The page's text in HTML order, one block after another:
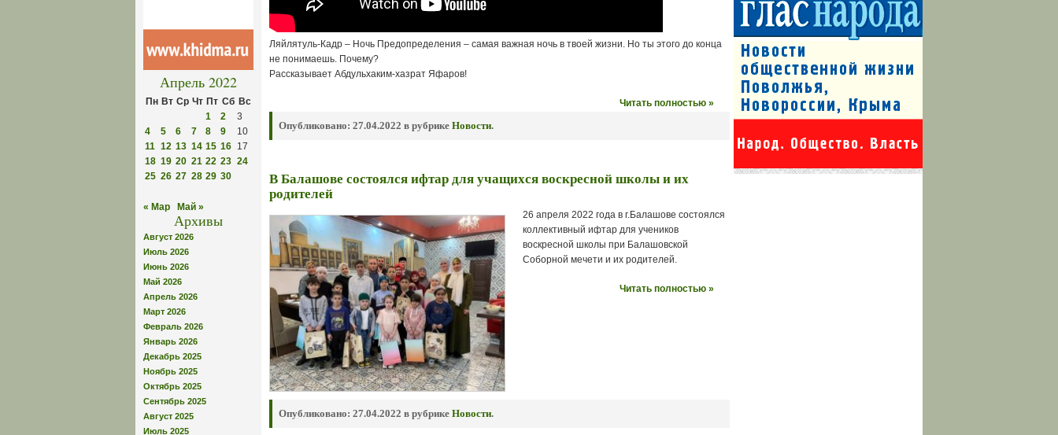
Апрель 2022
Пн Вт Ср Чт Пт Сб Вс
1
2
3
4
5 6 7 8 9
10
11 12 13 14 15 16 17
18 19 20 21 22 23 24
25 26 27 28 29 30
« Мар Май »
Архивы
Август 2026
Июль 2026
Июнь 2026
Май 2026
Апрель 2026
Март 2026
Февраль 2026
Январь 2026
Декабрь 2025
Ноябрь 2025
Октябрь 2025
Сентябрь 2025
Август 2025
Июль 2025
Ляйлятуль-Кадр – Ночь Предопределения – самая важная ночь в твоей жизни. Но ты этого до конца
не понимаешь. Почему?
Рассказывает Абдульхаким-хазрат Яфаров!
Читать полностью »
Опубликовано: 27.04.2022 в рубрике Новости.
В Балашове состоялся ифтар для учащихся воскресной школы и их
родителей
26 апреля 2022 года в г.Балашове состоялся
коллективный ифтар для учеников
воскресной школы при Балашовской
Соборной мечети и их родителей.
Читать полностью »
Опубликовано: 27.04.2022 в рубрике Новости.